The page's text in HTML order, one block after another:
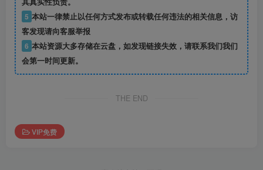
5 本站一律禁止以任何方式发布或转载任何违法的相关信息，访
客发现请向客服举报
6 本站资源大多存储在云盘，如发现链接失效，请联系我们我们
会第一时间更新。
THE END
VIP免费